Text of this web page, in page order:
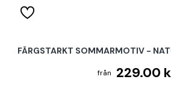
FÄRGSTARKT SOMMARMOTIV -
229.00